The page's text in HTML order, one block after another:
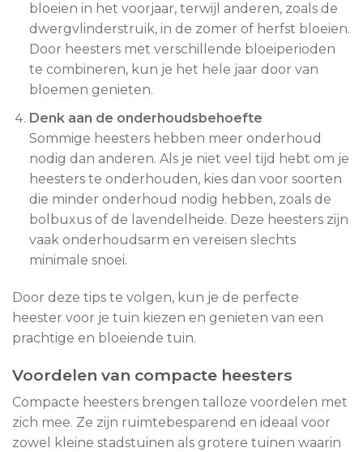
bloeien in het voorjaar, terwijl anderen, zoals de
dwergvlinderstruik, in de zomer of herfst bloeien.
Door heesters met verschillende bloeiperioden
te combineren, kun je het hele jaar door van
bloemen genieten.
Denk aan de onderhoudsbehoefte
Sommige heesters hebben meer onderhoud
nodig dan anderen. Als je niet veel tijd hebt om je
heesters te onderhouden, kies dan voor soorten
die minder onderhoud nodig hebben, zoals de
bolbuxus of de lavendelheide. Deze heesters zijn
vaak onderhoudsarm en vereisen slechts
minimale snoei.
Door deze tips te volgen, kun je de perfecte
heester voor je tuin kiezen en genieten van een
prachtige en bloeiende tuin.
Voordelen van compacte heesters
Compacte heesters brengen talloze voordelen met
zich mee. Ze zijn ruimtebesparend en ideaal voor
zowel kleine stadstuinen als grotere tuinen waarin